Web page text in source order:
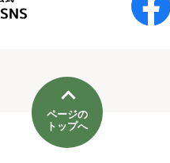
ページの
トップへ